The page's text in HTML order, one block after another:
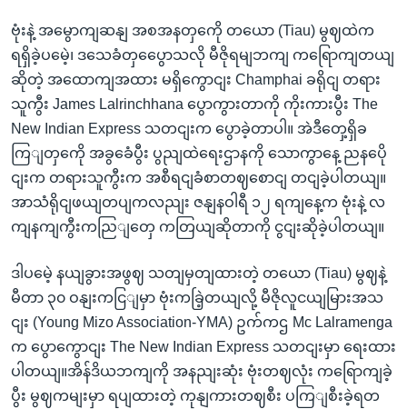
ဗုံးနဲ့ အမွောကျဆနျ အစအနတှကေို တယော (Tiau) မွဈထဲက
ရရှိခဲ့ပမေဲ့၊ ဒသေခံတှပွေောသလို မီဇိုရမျဘကျ ကရြောကျတယျ
ဆိုတဲ့ အထောကျအထား မရှိ‌ကွောငျး Champhai ခရိုငျ တရား
သူကွီး James Lalrinchhana ပွောကွားတာကို ကိုးကားပွီး The
New Indian Express သတငျးက ပွောခဲ့တာပါ။ အဲဒီတှေ့ရှိခ
ကြျတှကေို အခွခေံပွီး ပွညျထဲရေးဌာနကို သောကွာနေ့ ညနပေို
ငျးက တရားသူကွီးက အစီရငျခံစာတဈစောငျ တငျခဲ့ပါတယျ။
အာသံရိုငျဖယျတပျကလညျး ဇနျနဝါရီ ၁၂ ရကျနေ့က ဗုံးနဲ့ လ
ကျနကျကွီးကညြျတှေ ကတြယျဆိုတာကို ငွငျးဆိုခဲ့ပါတယျ။
ဒါပမေဲ့ နယျခွားအဖွဈ သတျမှတျထားတဲ့ တယော (Tiau) မွဈနဲ့
မီတာ ၃၀ ဝနျးကငြျမှာ ဗုံးကခြဲ့တယျလို့ မီဇိုလူငယျမြားအသ
ငျး (Young Mizo Association-YMA) ဥက်ကဌ Mc Lalramenga
က ပွောကွောငျး The New Indian Express သတငျးမှာ ရေးထား
ပါတယျ။အိန်ဒိယဘကျကို အနညျးဆုံး ဗုံးတဈလုံး ကရြောကျခဲ့
ပွီး မွဈကမျးမှာ ရပျထားတဲ့ ကုနျကားတဈစီး ပကြျစီးခဲ့ရတ